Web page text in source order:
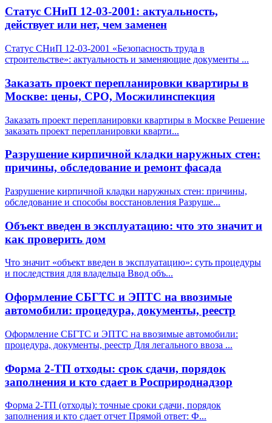
Статус СНиП 12-03-2001: актуальность,
действует или нет, чем заменен
Статус СНиП 12-03-2001 «Безопасность труда в
строительстве»: актуальность и заменяющие документы ...
Заказать проект перепланировки квартиры в
Москве: цены, СРО, Мосжилинспекция
Заказать проект перепланировки квартиры в Москве Решение
заказать проект перепланировки кварти...
Разрушение кирпичной кладки наружных стен:
причины, обследование и ремонт фасада
Разрушение кирпичной кладки наружных стен: причины,
обследование и способы восстановления Разруше...
Объект введен в эксплуатацию: что это значит и
как проверить дом
Что значит «объект введен в эксплуатацию»: суть процедуры
и последствия для владельца Ввод объ...
Оформление СБГТС и ЭПТС на ввозимые
автомобили: процедура, документы, реестр
Оформление СБГТС и ЭПТС на ввозимые автомобили:
процедура, документы, реестр Для легального ввоза ...
Форма 2-ТП отходы: срок сдачи, порядок
заполнения и кто сдает в Росприроднадзор
Форма 2-ТП (отходы): точные сроки сдачи, порядок
заполнения и кто сдает отчет Прямой ответ: Ф...